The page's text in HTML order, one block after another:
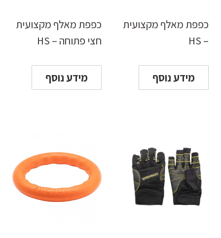
כפפת מאלף מקצועית
– HS
מידע נוסף
כפפת מאלף מקצועית
חצי פתוחה – HS
מידע נוסף